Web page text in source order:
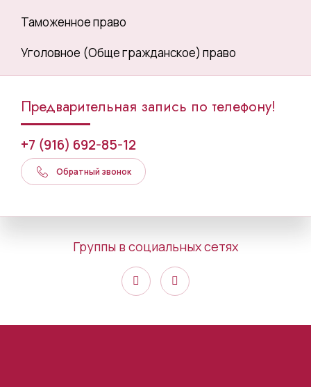
Таможенное право
Уголовное (Обще гражданское) право
Предварительная запись по телефону!
+7 (916) 692-85-12
Обратный звонок
Группы в социальных сетях